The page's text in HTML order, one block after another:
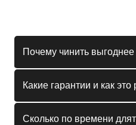
Почему чинить выгоднее
Какие гарантии и как это
Сколько по времени